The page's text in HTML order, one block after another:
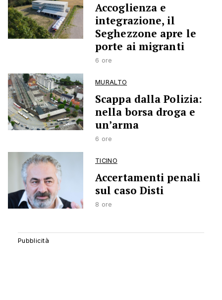
Accoglienza e
integrazione, il
Seghezzone apre le
porte ai migranti
6 ore
MURALTO
Scappa dalla Polizia:
nella borsa droga e
un’arma
6 ore
TICINO
Accertamenti penali
sul caso Disti
8 ore